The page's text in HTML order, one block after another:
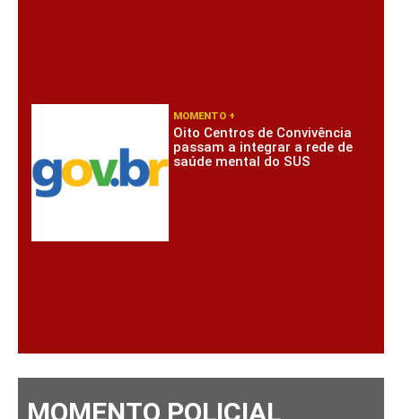
MOMENTO +
Oito Centros de Convivência
passam a integrar a rede de
saúde mental do SUS
MOMENTO POLICIAL